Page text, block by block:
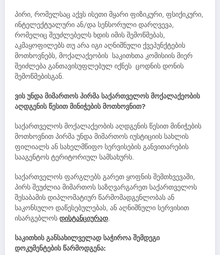
პირი, რომელსაც აქვს ისეთი მყარი ფიზიკური, ფსიქიკური,
ინტელექტუალური ან/და სენსორული დარღვევა,
რომელიც შეუძლებელს ხდის იმის შემოწმებას,
აკმაყოფილებს თუ არა იგი აღნიშნული ქვეპუნქტების
მოთხოვნებს, მოქალაქეობის საკითხთა კომისიის მიერ
შეიძლება განთავისუფლებულ იქნეს ცოდნის დონის
შემოწმებისგან.
ვის უნდა მიმართოს პირმა საქართველოს მოქალაქეობის
აღდგენის წესით მინიჭების მოთხოვნით?
საქართველოს მოქალაქეობის აღდგენის წესით მინიჭების
მოთხოვნით პირმა უნდა მიმართოს იუსტიციის სახლის
ფილიალს ან სახელმწიფო სერვისების განვითარების
სააგენტოს ტერიტორიულ სამსახურს.
საქართველოს ფარგლებს გარეთ ყოფნის შემთხვევაში,
პირს შეუძლია მიმართოს საზღვარგარეთ საქართველოს
შესაბამის დიპლომატიურ წარმომადგენლობას ან
საკონსულო დაწესებულებას, ან აღნიშნული სერვისით
ისარგებლოს დისტანციურად.
საკითხის განსახილველად საჭიროა შემდეგი
დოკუმენტების წარმოდგენა: